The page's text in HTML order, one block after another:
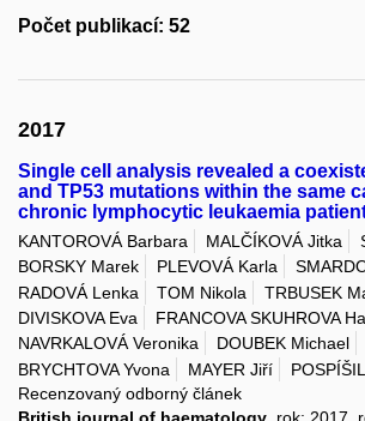
Počet publikací: 52
2017
Single cell analysis revealed a
and TP53 mutations within the same
chronic lymphocytic leukaemia
KANTOROVÁ Barbara MALČÍKOVÁ Jitka
BORSKY Marek
PLEVOVÁ Karla
RADOVÁ Lenka
TOM Nikola
TRBUSEK
DIVISKOVA Eva
FRANCOVA SKUHROVA
NAVRKALOVÁ Veronika
DOUBEK Michael
BRYCHTOVA Yvona
MAYER Jiří
Recenzovaný odborný článek
British journal of haematology , rok: 2017,